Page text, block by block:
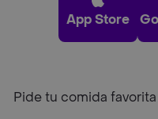
App Store
Pide tu comida